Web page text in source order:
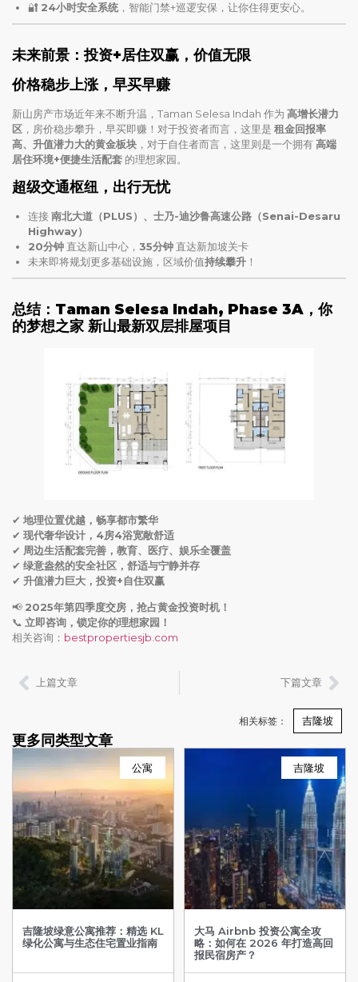
🔐 24小时安全系统 ，智能门禁+巡逻安保，让你住得更安心。
未来前景：投资+居住双赢，价值无限
价格稳步上涨，早买早赚
新山房产市场近年来不断升温，Taman Selesa Indah 作为 高增长潜力
区 ，房价稳步攀升，早买即赚！对于投资者而言，这里是 租金回报率
高、升值潜力大的黄金板块 ，对于自住者而言，这里则是一个拥有高端
居住环境+便捷生活配套 的理想家园。
超级交通枢纽，出行无忧
连接南北大道（PLUS）、士乃-迪沙鲁高速公路（Senai-Desaru
Highway）
20分钟 直达新山中心， 35分钟 直达新加坡关卡
未来即将规划更多基础设施，区域价值持续攀升 ！
总结：Taman Selesa Indah, Phase 3A，你
的梦想之家 新山最新双层排屋项目
✔ 地理位置优越，畅享都市繁华
✔ 现代奢华设计，4房4浴宽敞舒适
✔ 周边生活配套完善，教育、医疗、娱乐全覆盖
✔ 绿意盎然的安全社区，舒适与宁静并存
✔ 升值潜力巨大，投资+自住双赢
📢 2025年第四季度交房，抢占黄金投资时机！
📞 立即咨询，锁定你的理想家园！
相关咨询： bestpropertiesjb.com
上篇文章 下篇文章
公寓
吉隆坡绿意公寓推荐：精选 KL
绿化公寓与生态住宅置业指南
吉隆坡
大马 Airbnb 投资公寓全攻
略：如何在 2026 年打造高回
报民宿房产？
相关标签： 吉隆坡
更多同类型文章